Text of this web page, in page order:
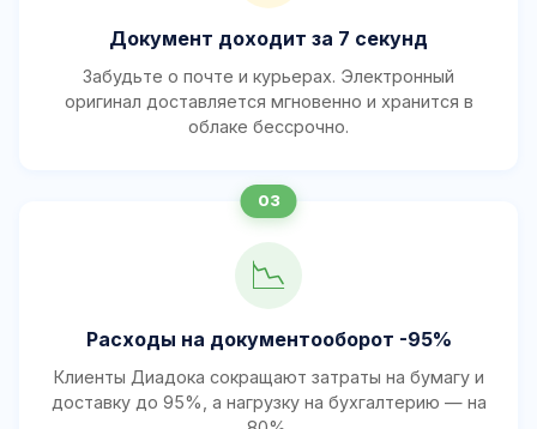
Документ доходит за 7 секунд
Забудьте о почте и курьерах. Электронный
оригинал доставляется мгновенно и хранится в
облаке бессрочно.
📉
Расходы на документооборот -95%
Клиенты Диадока сокращают затраты на бумагу и
доставку до 95%, а нагрузку на бухгалтерию — на